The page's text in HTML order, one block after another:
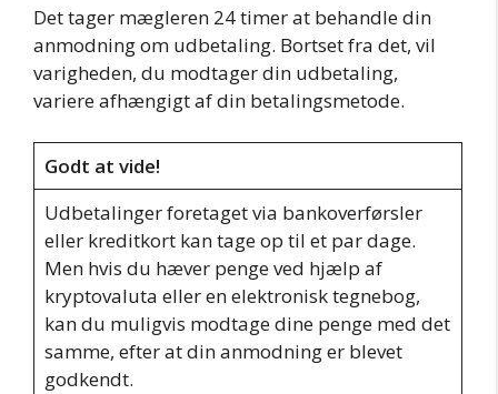
Det tager mægleren 24 timer at behandle din
anmodning om udbetaling. Bortset fra det, vil
varigheden, du modtager din udbetaling,
variere afhængigt af din betalingsmetode.
Godt at vide!
Udbetalinger foretaget via bankoverførsler
eller kreditkort kan tage op til et par dage.
Men hvis du hæver penge ved hjælp af
kryptovaluta eller en elektronisk tegnebog,
kan du muligvis modtage dine penge med det
samme, efter at din anmodning er blevet
godkendt.